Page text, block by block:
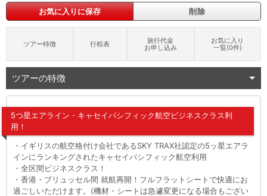
お気に入りに保存 削除
ツアー特徴 行程表
旅行代金
お申し込み
お気に入り
一覧(0件)
ツアーの特徴
5つ星エアライン・キャセイパシフィック航空ビジネスクラス利
用！
・イギリスの航空格付け会社であるSKY TRAX社認定の5ッ星エアラ
インにランキングされたキャセイパシフィック航空利用
・全区間ビジネスクラス！
・香港・ブリュッセル間 就航再開！フルフラットシートで快適にお
過ごしいただけます。(機材・シートは急遽変更になる場合もござい